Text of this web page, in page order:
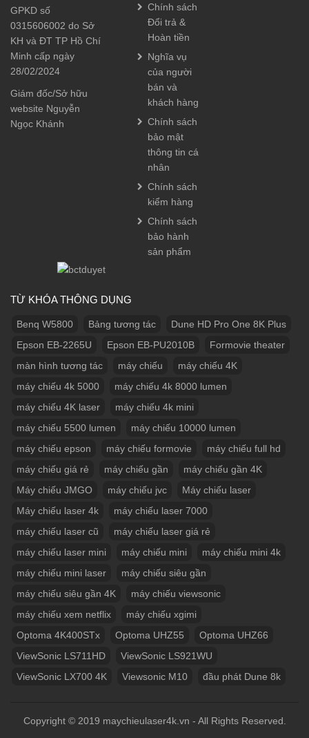
GPKD số
0315606002 do Sở
KH và ĐT TP Hồ Chí
Minh cấp ngày
28/02/2024
Giám đốc/Sở hữu
website Nguyễn
Ngọc Khánh
Chính sách
Đổi trả &
Hoàn tiền
Nghĩa vụ
của người
bán và
khách hàng
Chính sách
bảo mật
thông tin cá
nhân
Chính sách
kiểm hàng
Chính sách
bảo hành
sản phẩm
TỪ KHÓA THÔNG DỤNG
Benq W5800 Bảng tương tác
Dune HD Pro One 8K Plus
Epson EB-2265U
Epson EB-PU2010B
Formovie theater
màn hình tương tác
máy chiếu
máy chiếu 4K
máy chiếu 4k 5000
máy chiếu 4k 8000 lumen
máy chiếu 4K laser
máy chiếu 4k mini
máy chiếu 5500 lumen
máy chiếu 10000 lumen
máy chiếu epson
máy chiếu formovie
máy chiếu full hd
máy chiếu giá rẻ
máy chiếu gần
máy chiếu gần 4K
Máy chiếu JMGO
máy chiếu jvc
Máy chiếu laser
Máy chiếu laser 4k
máy chiếu laser 7000
máy chiếu laser cũ
máy chiếu laser giá rẻ
máy chiếu laser mini
máy chiếu mini
máy chiếu mini 4k
máy chiếu mini laser
máy chiếu siêu gần
máy chiếu siêu gần 4K
máy chiếu viewsonic
máy chiếu xem netflix
máy chiếu xgimi
Optoma 4K400STx
Optoma UHZ55
Optoma UHZ66
ViewSonic LS711HD
ViewSonic LS921WU
ViewSonic LX700 4K
Viewsonic M10 đầu phát Dune 8k
Copyright © 2019 maychieulaser4k.vn - All Rights Reserved.